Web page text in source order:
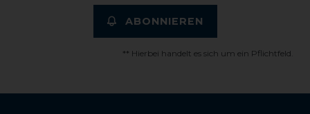
ABONNIEREN
** Hierbei handelt es sich um ein Pflichtfeld.